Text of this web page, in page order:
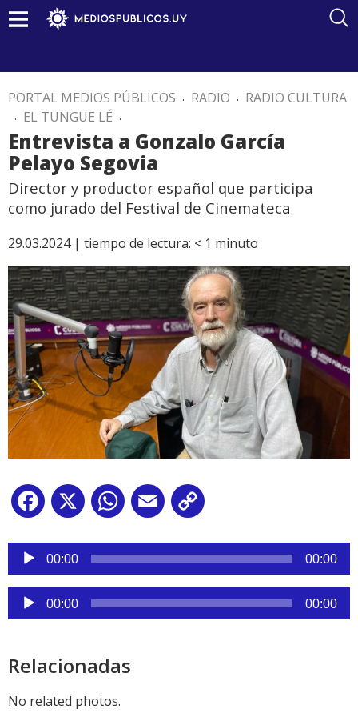
PORTAL MEDIOS PÚBLICOS . RADIO . RADIO CULTURA
. EL TUNGUE LÉ .
Entrevista a Gonzalo García
Pelayo Segovia
Director y productor español que participa
como jurado del Festival de Cinemateca
29.03.2024 | tiempo de lectura: < 1 minuto
Facebook
X WhatsApp
Email
Reproductor
audio
00:00 00:00
Reproductor
de
00:00 00:00
Relacionadas
No related photos.